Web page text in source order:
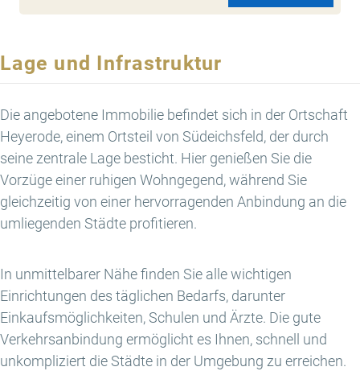
Lage und Infrastruktur
Die angebotene Immobilie befindet sich in der Ortschaft
Heyerode, einem Ortsteil von Südeichsfeld, der durch
seine zentrale Lage besticht. Hier genießen Sie die
Vorzüge einer ruhigen Wohngegend, während Sie
gleichzeitig von einer hervorragenden Anbindung an die
umliegenden Städte profitieren.
In unmittelbarer Nähe finden Sie alle wichtigen
Einrichtungen des täglichen Bedarfs, darunter
Einkaufsmöglichkeiten, Schulen und Ärzte. Die gute
Verkehrsanbindung ermöglicht es Ihnen, schnell und
unkompliziert die Städte in der Umgebung zu erreichen.